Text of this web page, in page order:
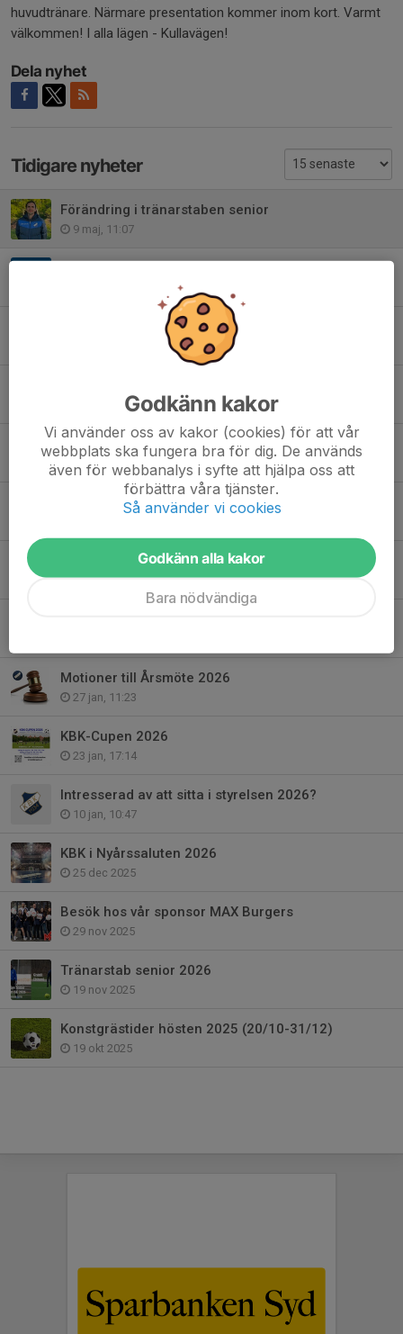
huvudtränare. Närmare presentation kommer inom kort. Varmt
välkommen! I alla lägen - Kullavägen!
Dela nyhet
Tidigare nyheter
Förändring i tränarstaben senior
9 maj, 11:07
29 mar, 17:10
Årsmötet genomfört!
20 mar, 18:19
KBK Fotbollsskola 2026 - Lördagen den 18 april
Nytt lag pojkar & flickor födda 2019-2020
3 feb, 20:12
Motioner till Årsmöte 2026
27 jan, 11:23
KBK-Cupen 2026
23 jan, 17:14
Intresserad av att sitta i styrelsen 2026?
10 jan, 10:47
KBK i Nyårssaluten 2026
25 dec 2025
Besök hos vår sponsor MAX Burgers
29 nov 2025
Tränarstab senior 2026
19 nov 2025
Konstgrästider hösten 2025 (20/10-31/12)
19 okt 2025
Godkänn kakor
Vi använder oss av kakor (cookies) för att vår
webbplats ska fungera bra för dig. De används
även för webbanalys i syfte att hjälpa oss att
förbättra våra tjänster.
Så använder vi cookies
Godkänn alla kakor
Bara nödvändiga